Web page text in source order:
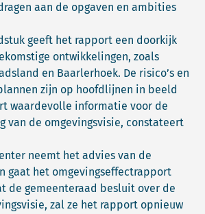
aan de opgaven en ambities
geeft het rapport een doorkijk
ontwikkelingen, zoals
en Baarlerhoek. De risico’s en
zijn op hoofdlijnen in beeld
waardevolle informatie voor de
van de omgevingsvisie, constateert
neemt het advies van de
gaat het omgevingseffectrapport
de gemeenteraad besluit over de
zal ze het rapport opnieuw